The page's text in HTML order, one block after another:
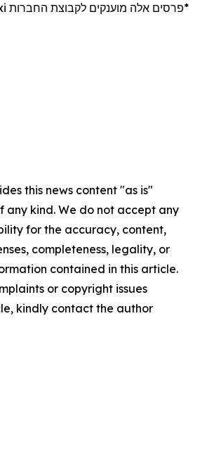
*פרסים אלה מוענקים לקבוצת החברות
this news content "as is"
any kind. We do not accept any
for the accuracy, content,
completeness, legality, or
contained in this article.
or copyright issues
kindly contact the author